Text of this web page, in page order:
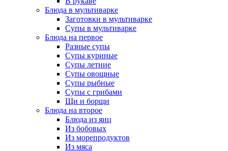
Блюда в мультиварке
Заготовки в мультиварке
Супы в мультиварке
Блюда на первое
Разные супы
Супы куриные
Супы летние
Супы овощные
Супы рыбные
Супы с грибами
Щи и борщи
Блюда на второе
Блюда из яиц
Из бобовых
Из морепродуктов
Из мяса